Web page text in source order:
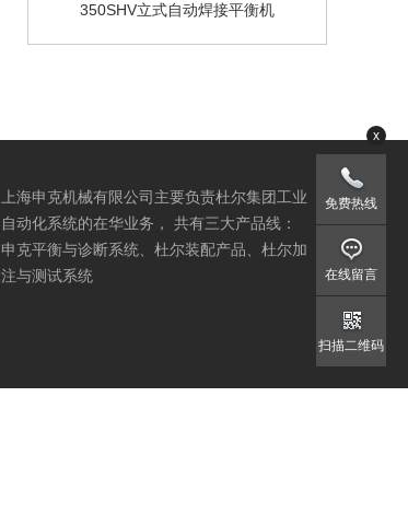
350SHV立式自动焊接平衡机
上海申克机械有限公司主要负责杜尔集团工业
自动化系统的在华业务， 共有三大产品线：
申克平衡与诊断系统、杜尔装配产品、杜尔加
注与测试系统
x
免费热线
在线留言
扫描二维码